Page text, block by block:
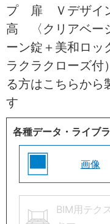
プ 扉 Ｖデザイ
高 〈クリアベー
ーン錠＋美和ロ
ラクラクローズ付
る方はこちらから
す
各種データ・ライブ
画像
BIM用テク